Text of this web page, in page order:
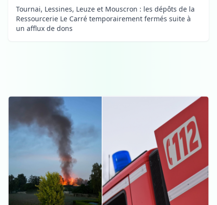
Tournai, Lessines, Leuze et Mouscron : les dépôts de la
Ressourcerie Le Carré temporairement fermés suite à
un afflux de dons